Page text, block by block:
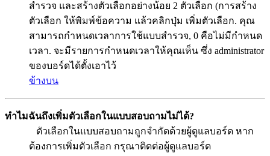
สำรวจ และสร้างตัวเลือกอย่างน้อย 2 ตัวเลือก (การสร้าง
ตัวเลือก ให้พิมพ์ข้อความ แล้วคลิกปุ่ม เพิ่มตัวเลือก. คุณ
สามารถกำหนดเวลาการใช้แบบสำรวจ, 0 คือไม่มีกำหนด
เวลา. จะมีรายการกำหนดเวลาให้คุณเห็น ซึ่ง administrator
ของบอร์ดได้ตั้งเอาไว้
ข้างบน
ทำไมฉันถึงเพิ่มตัวเลือกในแบบสอบถามไม่ได้?
ตัวเลือกในแบบสอบถามถูกจำกัดด้วยผู้ดูแลบอร์ด หาก
ต้องการเพิ่มตัวเลือก กรุณาติดต่อผู้ดูแลบอร์ด